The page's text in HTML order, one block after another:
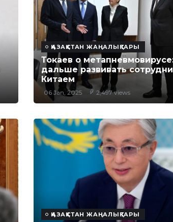
ҚАЗАҚСТАН ЖАҢАЛЫҚТАРЫ
Токаев о
дальше развивать
Китаем
06 Jan, 2025 2,497 views
ҚАЗАҚСТАН ЖАҢАЛЫҚТАРЫ